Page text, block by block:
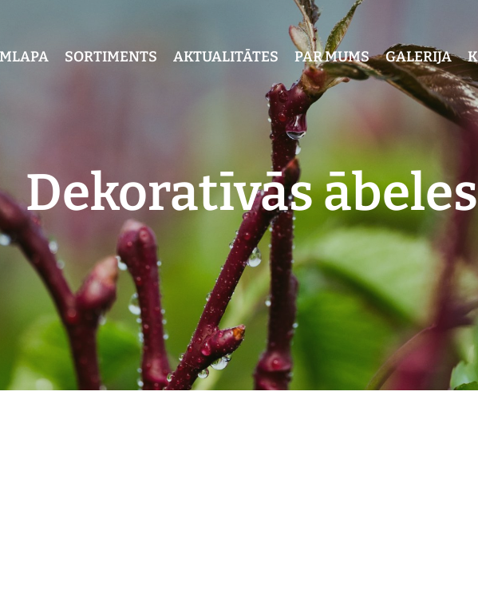
SORTIMENTS AKTUALITĀTES PAR MUMS GALERIJA
Dekoratīvās